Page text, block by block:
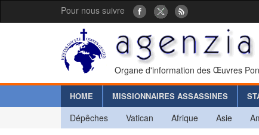
Pour nous suivre
Organe d'information des Œuvres
HOME MISSIONNAIRES ASSASSINES
Dépêches Vatican Afrique Asie